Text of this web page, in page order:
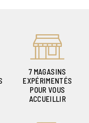
7 MAGASINS
EXPÉRIMENTÉS
POUR VOUS
ACCUEILLIR